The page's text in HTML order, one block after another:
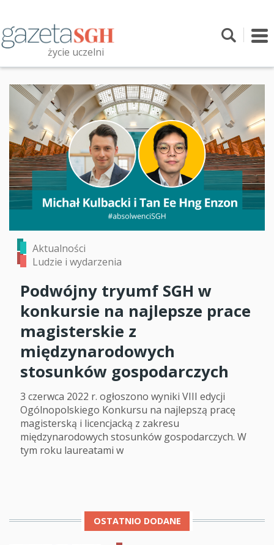
treści
życie uczelni
Aktualności
Ludzie i wydarzenia
Podwójny tryumf SGH w
konkursie na najlepsze prace
magisterskie z
międzynarodowych
stosunków gospodarczych
3 czerwca 2022 r. ogłoszono wyniki VIII edycji
Ogólnopolskiego Konkursu na najlepszą pracę
magisterską i licencjacką z zakresu
międzynarodowych stosunków gospodarczych. W
tym roku laureatami w
OSTATNIO DODANE